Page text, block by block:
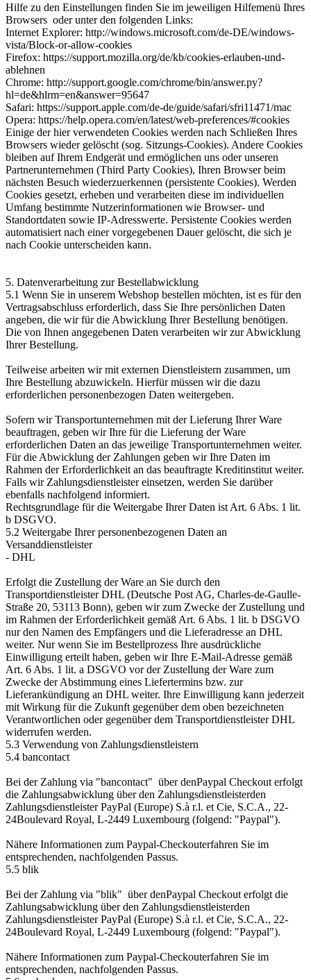
Hilfe zu den Einstellungen finden Sie im jeweiligen Hilfemenü Ihres
Browsers oder unter den folgenden Links:
Internet Explorer: http://windows.microsoft.com/de-DE/windows-
vista/Block-or-allow-cookies
Firefox: https://support.mozilla.org/de/kb/cookies-erlauben-und-
ablehnen
Chrome: http://support.google.com/chrome/bin/answer.py?
hl=de&hlrm=en&answer=95647
Safari: https://support.apple.com/de-de/guide/safari/sfri11471/mac
Opera: https://help.opera.com/en/latest/web-preferences/#cookies
Einige der hier verwendeten Cookies werden nach Schließen Ihres
Browsers wieder gelöscht (sog. Sitzungs-Cookies). Andere Cookies
bleiben auf Ihrem Endgerät und ermöglichen uns oder unseren
Partnerunternehmen (Third Party Cookies), Ihren Browser beim
nächsten Besuch wiederzuerkennen (persistente Cookies). Werden
Cookies gesetzt, erheben und verarbeiten diese im individuellen
Umfang bestimmte Nutzerinformationen wie Browser- und
Standortdaten sowie IP-Adresswerte. Persistente Cookies werden
automatisiert nach einer vorgegebenen Dauer gelöscht, die sich je
nach Cookie unterscheiden kann.
5. Datenverarbeitung zur Bestellabwicklung
5.1 Wenn Sie in unserem Webshop bestellen möchten, ist es für den
Vertragsabschluss erforderlich, dass Sie Ihre persönlichen Daten
angeben, die wir für die Abwicklung Ihrer Bestellung benötigen.
Die von Ihnen angegebenen Daten verarbeiten wir zur Abwicklung
Ihrer Bestellung.
Teilweise arbeiten wir mit externen Dienstleistern zusammen, um
Ihre Bestellung abzuwickeln. Hierfür müssen wir die dazu
erforderlichen personenbezogen Daten weitergeben.
Sofern wir Transportunternehmen mit der Lieferung Ihrer Ware
beauftragen, geben wir Ihre für die Lieferung der Ware
erforderlichen Daten an das jeweilige Transportunternehmen weiter.
Für die Abwicklung der Zahlungen geben wir Ihre Daten im
Rahmen der Erforderlichkeit an das beauftragte Kreditinstitut weiter.
Falls wir Zahlungsdienstleister einsetzen, werden Sie darüber
ebenfalls nachfolgend informiert.
Rechtsgrundlage für die Weitergabe Ihrer Daten ist Art. 6 Abs. 1 lit.
b DSGVO.
5.2 Weitergabe Ihrer personenbezogenen Daten an
Versanddienstleister
- DHL
Erfolgt die Zustellung der Ware an Sie durch den
Transportdienstleister DHL (Deutsche Post AG, Charles-de-Gaulle-
Straße 20, 53113 Bonn), geben wir zum Zwecke der Zustellung und
im Rahmen der Erforderlichkeit gemäß Art. 6 Abs. 1 lit. b DSGVO
nur den Namen des Empfängers und die Lieferadresse an DHL
weiter. Nur wenn Sie im Bestellprozess Ihre ausdrückliche
Einwilligung erteilt haben, geben wir Ihre E-Mail-Adresse gemäß
Art. 6 Abs. 1 lit. a DSGVO vor der Zustellung der Ware zum
Zwecke der Abstimmung eines Liefertermins bzw. zur
Lieferankündigung an DHL weiter. Ihre Einwilligung kann jederzeit
mit Wirkung für die Zukunft gegenüber dem oben bezeichneten
Verantwortlichen oder gegenüber dem Transportdienstleister DHL
widerrufen werden.
5.3 Verwendung von Zahlungsdienstleistern
5.4 bancontact
Bei der Zahlung via "bancontact" über denPaypal Checkout erfolgt
die Zahlungsabwicklung über den Zahlungsdienstleisterden
Zahlungsdienstleister PayPal (Europe) S.à r.l. et Cie, S.C.A., 22-
24Boulevard Royal, L-2449 Luxembourg (folgend: "Paypal").
Nähere Informationen zum Paypal-Checkouterfahren Sie im
entsprechenden, nachfolgenden Passus.
5.5 blik
Bei der Zahlung via "blik" über denPaypal Checkout erfolgt die
Zahlungsabwicklung über den Zahlungsdienstleisterden
Zahlungsdienstleister PayPal (Europe) S.à r.l. et Cie, S.C.A., 22-
24Boulevard Royal, L-2449 Luxembourg (folgend: "Paypal").
Nähere Informationen zum Paypal-Checkouterfahren Sie im
entsprechenden, nachfolgenden Passus.